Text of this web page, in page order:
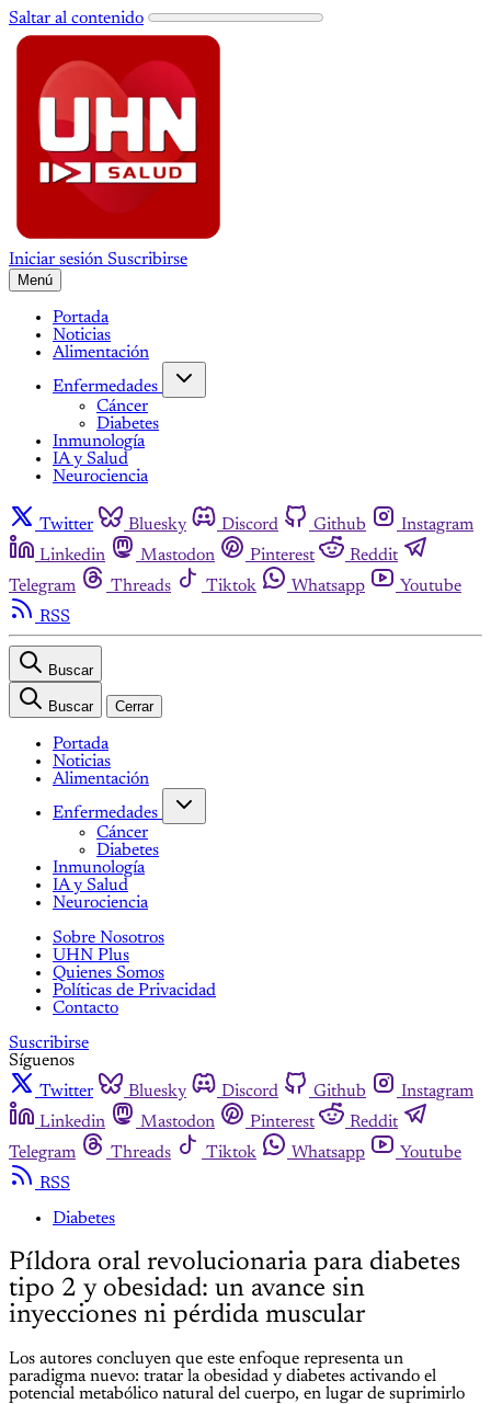
Saltar al contenido
Iniciar sesión Suscribirse
Menú
Portada
Noticias
Alimentación
Enfermedades
Cáncer
Diabetes
Inmunología
IA y Salud
Neurociencia
Twitter Bluesky Discord Github
Instagram
Linkedin
Mastodon Pinterest
Reddit
Telegram
Threads Tiktok Whatsapp
Youtube
RSS
Buscar
Buscar Cerrar
Portada
Noticias
Alimentación
Enfermedades
Cáncer
Diabetes
Inmunología
IA y Salud
Neurociencia
Sobre Nosotros
UHN Plus
Quienes Somos
Políticas de Privacidad
Contacto
Suscribirse
Síguenos
Twitter
Bluesky Discord Github
Instagram
Linkedin
Mastodon Pinterest
Reddit
Telegram
Threads Tiktok Whatsapp
Youtube
RSS
Diabetes
Píldora oral revolucionaria para diabetes
tipo 2 y obesidad: un avance sin
inyecciones ni pérdida muscular
Los autores concluyen que este enfoque representa un
paradigma nuevo: tratar la obesidad y diabetes activando el
potencial metabólico natural del cuerpo, en lugar de suprimirlo